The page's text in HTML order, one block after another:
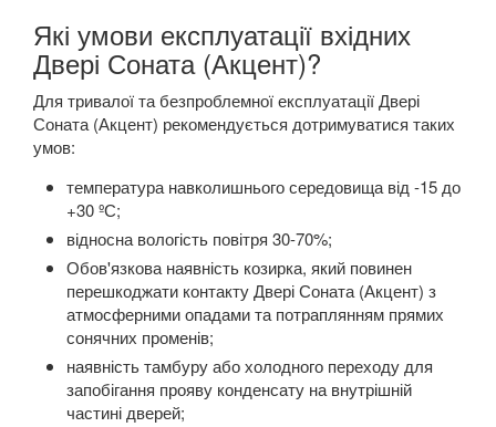
Які умови експлуатації вхідних
Двері Соната (Акцент)?
Для тривалої та безпроблемної експлуатації Двері
Соната (Акцент) рекомендується дотримуватися таких
умов:
температура навколишнього середовища від -15 до
+30 ºС;
відносна вологість повітря 30-70%;
Обов'язкова наявність козирка, який повинен
перешкоджати контакту Двері Соната (Акцент) з
атмосферними опадами та потраплянням прямих
сонячних променів;
наявність тамбуру або холодного переходу для
запобігання прояву конденсату на внутрішній
частині дверей;